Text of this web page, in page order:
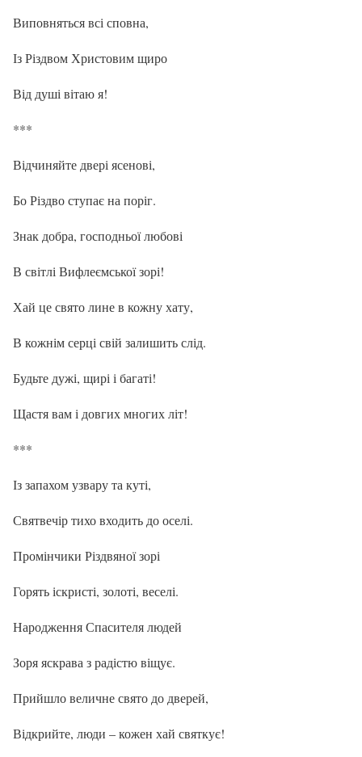
Виповняться всі сповна,
Із Різдвом Христовим щиро
Від душі вітаю я!
***
Відчиняйте двері ясенові,
Бо Різдво ступає на поріг.
Знак добра, господньої любові
В світлі Вифлеємської зорі!
Хай це свято лине в кожну хату,
В кожнім серці свій залишить слід.
Будьте дужі, щирі і багаті!
Щастя вам і довгих многих літ!
***
Із запахом узвару та куті,
Святвечір тихо входить до оселі.
Промінчики Різдвяної зорі
Горять іскристі, золоті, веселі.
Народження Спасителя людей
Зоря яскрава з радістю віщує.
Прийшло величне свято до дверей,
Відкрийте, люди – кожен хай святкує!